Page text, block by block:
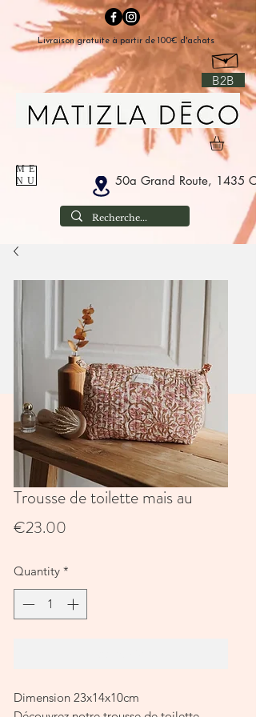
B2B
50a Grand Route, 1435
ME
NU
Livraison gratuite à partir de 100€ d'achats
Trousse de toilette mais au
€23.00
Quantity *
Dimension 23x14x10cm